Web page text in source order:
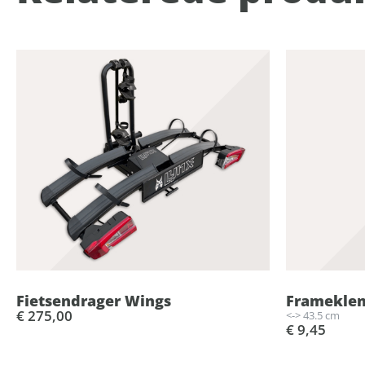
Fietsendrager Wings
€ 275,00 <-> 43.5 cm
€ 9,45